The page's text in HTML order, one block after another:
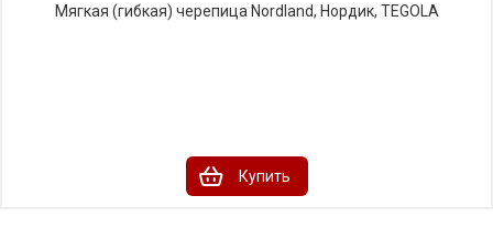
Мягкая (гибкая) черепица Nordland, Нордик, TEGOLA
Купить